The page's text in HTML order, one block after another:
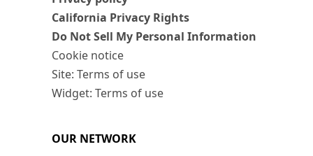
California Privacy Rights
Do Not Sell My Personal Information
Cookie notice
Site: Terms of use
Widget: Terms of use
OUR NETWORK